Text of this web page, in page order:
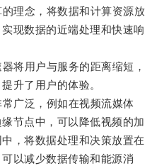
理念，将数据和计算资源放
现数据的近端处理和快速响
用户与服务的距离缩短，
升了用户的体验。
广泛，例如在视频流媒体
节点中，可以降低视频的加
，将数据处理和决策放置在
以减少数据传输和能源消